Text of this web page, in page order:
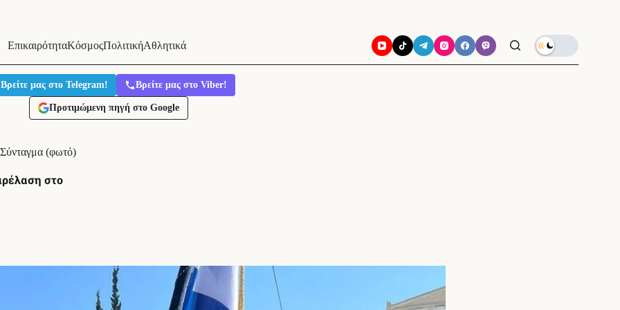
ΕπικαιρότηταΚόσμοςΠολιτικήΑθλητικά
Βρείτε μας στο Telegram! Βρείτε μας στο Viber!
Προτιμώμενη πηγή στο Google
Σύνταγμα (φωτό)
στο